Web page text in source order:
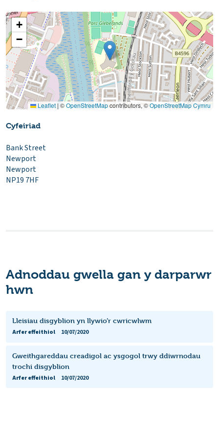
+
−
Leaflet |©OpenStreetMapcontributors, ©OpenStreetMap Cymru
Cyfeiriad
Bank Street
Newport
Newport
NP19 7HF
Adnoddau gwella gan y darparwr
hwn
Lleisiau disgyblion yn llywio’r cwricwlwm
Arfer effeithiol
10/07/2020
Gweithgareddau creadigol ac ysgogol trwy ddiwrnodau
trochi disgyblion
Arfer effeithiol
10/07/2020